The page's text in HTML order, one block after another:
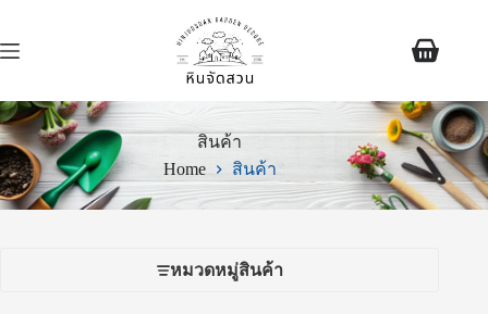
สินค้า
Home
สินค้า
หมวดหมู่สินค้า